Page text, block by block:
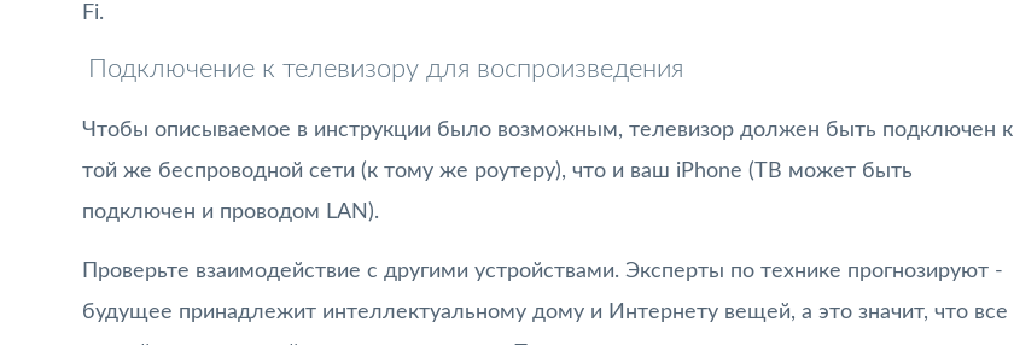
Fi.
Подключение к телевизору для воспроизведения
Чтобы описываемое в инструкции было возможным, телевизор должен быть подключен к
той же беспроводной сети (к тому же роутеру), что и ваш iPhone (ТВ может быть
подключен и проводом LAN).
Проверьте взаимодействие с другими устройствами. Эксперты по технике прогнозируют -
будущее принадлежит интеллектуальному дому и Интернету вещей, а это значит, что все